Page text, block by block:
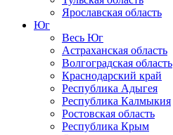
Ярославская область
Юг
Весь Юг
Астраханская область
Волгоградская область
Краснодарский край
Республика Адыгея
Республика Калмыкия
Ростовская область
Республика Крым